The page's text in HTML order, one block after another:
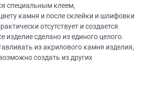
специальным клеем,
камня и после склейки и шлифовки
отсутствует и создается
изделие сделано из единого целого.
из акрилового камня изделия,
создать из других